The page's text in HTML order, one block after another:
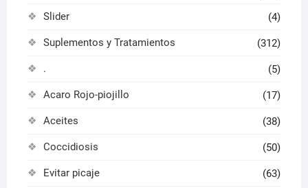
Slider (4)
Suplementos y Tratamientos (312)
. (5)
Acaro Rojo-piojillo (17)
Aceites (38)
Coccidiosis (50)
Evitar picaje (63)